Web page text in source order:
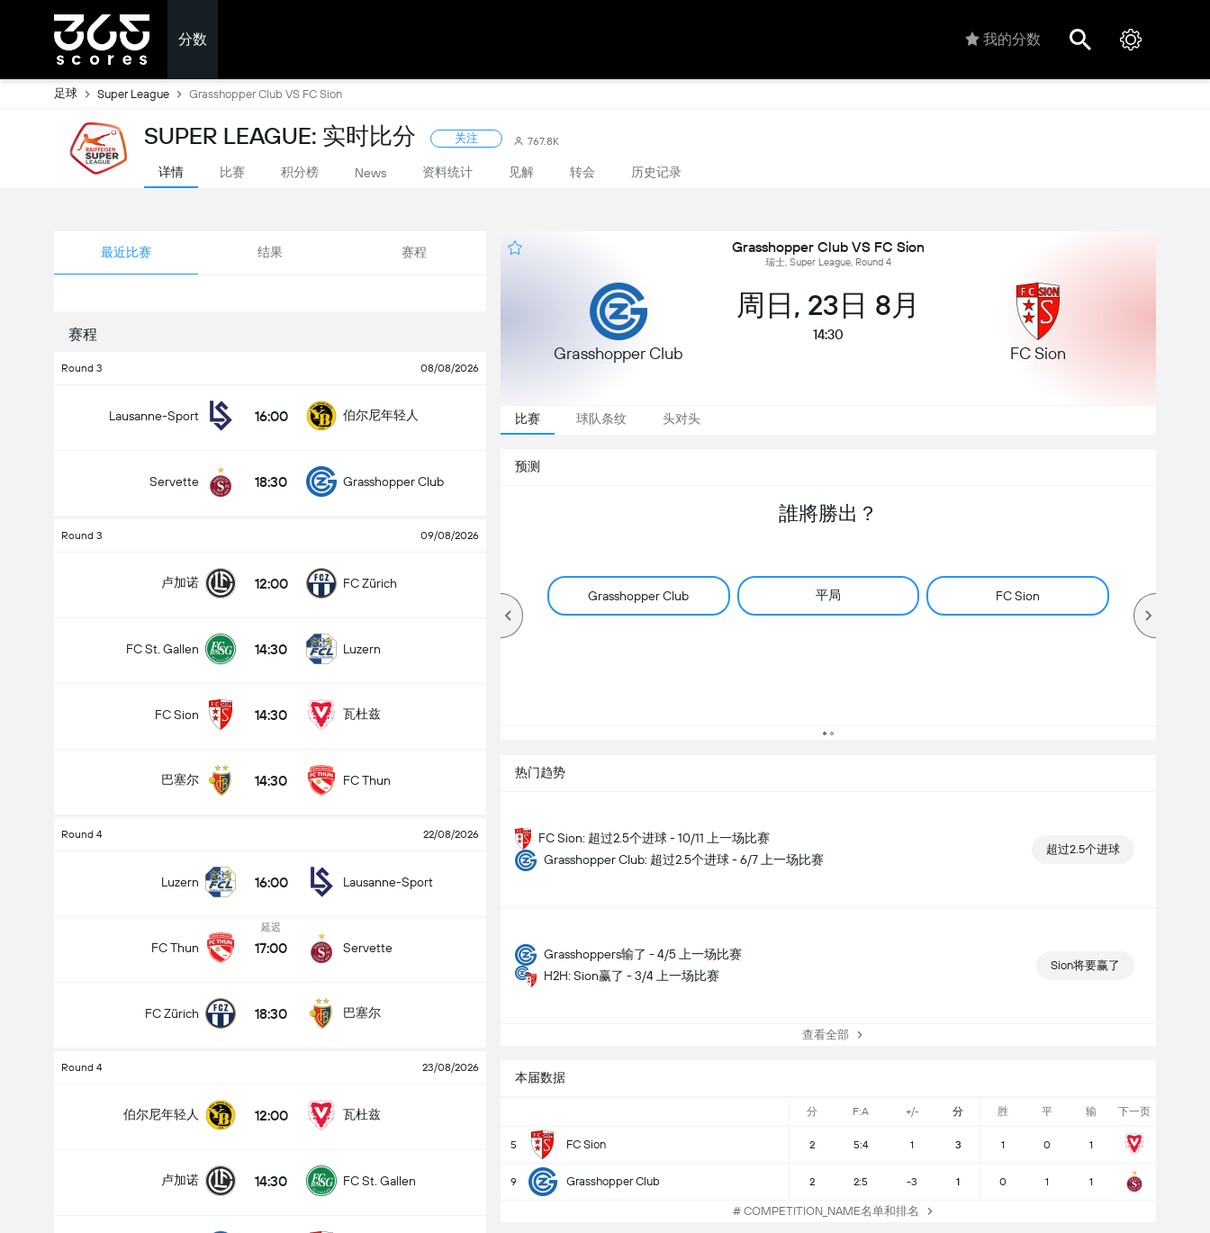
分数 我的分数
足球 Super League Grasshopper Club VS FC Sion
SUPER LEAGUE: 实时比分 关注 767.8K
详情 比赛 积分榜 News 资料统计 见解 转会 历史记录
最近比赛 结果 赛程
赛程
Round 3 08/08/2026
Lausanne-Sport 16:00 伯尔尼年轻人
Servette 18:30 Grasshopper Club
Round 3 09/08/2026
卢加诺 12:00 FC Zürich
FC St. Gallen 14:30 Luzern
FC Sion 14:30 瓦杜兹
巴塞尔 14:30 FC Thun
Round 4 22/08/2026
Luzern 16:00 Lausanne-Sport
FC Thun
延迟
17:00 Servette
FC Zürich 18:30 巴塞尔
Round 4 23/08/2026
伯尔尼年轻人 12:00 瓦杜兹
卢加诺 14:30 FC St. Gallen
Grasshopper Club VS FC Sion
瑞士, Super League, Round 4
Grasshopper Club
周日, 23日 8月
14:30
FC Sion
比赛 球队条纹 头对头
预测
誰將勝出？
Grasshopper Club 平局 FC Sion
热门趋势
FC Sion: 超过2.5个进球 - 10/11 上一场比赛
Grasshopper Club: 超过2.5个进球 - 6/7 上一场比赛
超过2.5个进球
Grasshoppers输了 - 4/5 上一场比赛
H2H: Sion赢了 - 3/4 上一场比赛
Sion将要赢了
查看全部
本届数据
分 F:A +/- 分 胜 平 输 下一页
5 FC Sion 2 5:4 1 3 1 0 1
9 Grasshopper Club 2 2:5 -3 1 0 1 1
# COMPETITION_NAME名单和排名